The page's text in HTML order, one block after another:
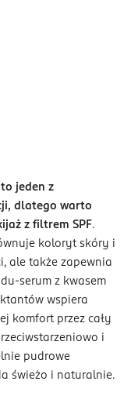
to jeden z
dlatego warto
z filtrem SPF.
koloryt skóry i
ale także zapewnia
serum z kwasem
wspiera
komfort przez cały
i
pudrowe
świeżo i naturalnie.